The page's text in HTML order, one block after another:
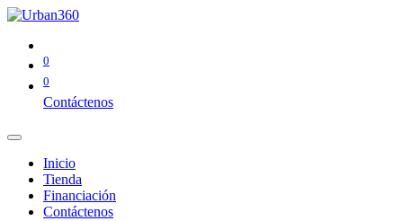
0
0
Contáctenos
Inicio
Tienda
Financiación
Contáctenos